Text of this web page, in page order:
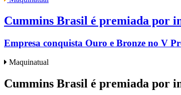
Cummins Brasil é premiada por
Empresa conquista Ouro e Bronze no V
Maquinatual
Cummins Brasil é premiada por